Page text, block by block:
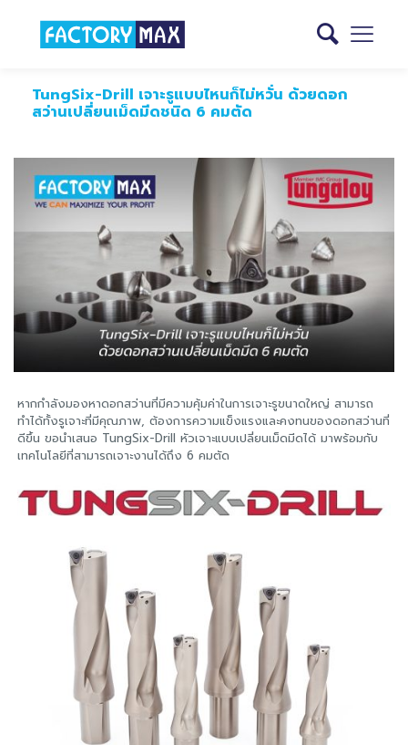
TungSix-Drill เจาะรูแบบไหนก็ไม่หวั่น ด้วยดอก
สว่านเปลี่ยนเม็ดมีดชนิด 6 คมตัด
หากกำลังมองหาดอกสว่านที่มีความคุ้มค่าในการเจาะรูขนาดใหญ่ สามารถ
ทำได้ทั้งรูเจาะที่มีคุณภาพ, ต้องการความแข็งแรงและคงทนของดอกสว่านที่
ดีขึ้น ขอนำเสนอ TungSix-Drill หัวเจาะแบบเปลี่ยนเม็ดมีดได้ มาพร้อมกับ
เทคโนโลยีที่สามารถเจาะงานได้ถึง 6 คมตัด